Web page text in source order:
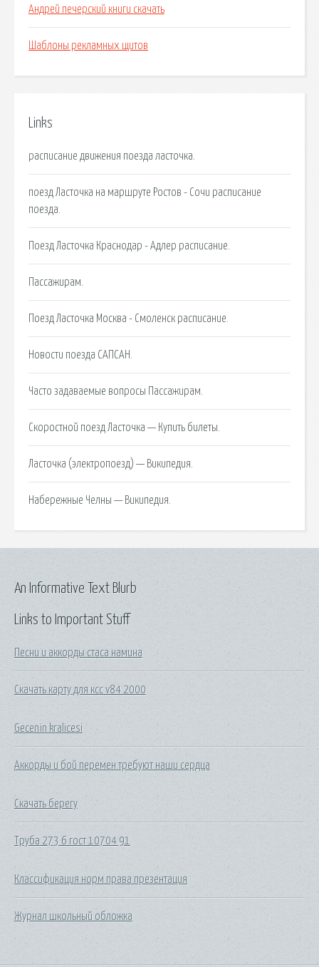
Андрей печерский книги скачать
Шаблоны рекламных щитов
Links
расписание движения поезда ласточка.
поезд Ласточка на маршруте Ростов - Сочи расписание
поезда.
Поезд Ласточка Краснодар - Адлер расписание.
Пассажирам.
Поезд Ласточка Москва - Смоленск расписание.
Новости поезда САПСАН.
Часто задаваемые вопросы Пассажирам.
Скоростной поезд Ласточка — Купить билеты.
Ласточка (электропоезд) — Википедия.
Набережные Челны — Википедия.
Links to Important Stuff
Песни и аккорды стаса намина
Скачать карту для ксс v84 2000
Gecenin kralicesi
Аккорды и бой перемен требуют наши сердца
Скачать берегу
Труба 273 6 гост 10704 91
Классификация норм права презентация
Журнал школьный обложка
An Informative Text Blurb